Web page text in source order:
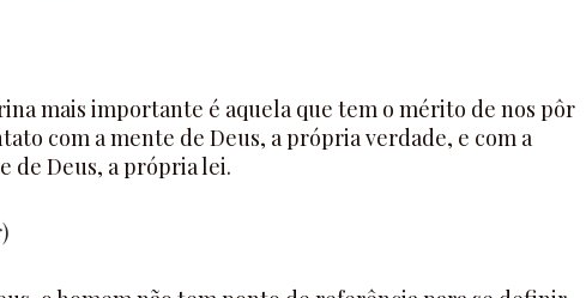
mais importante é aquela que tem o mérito de nos pôr
com a mente de Deus, a própria verdade, e com a
de Deus, a própria lei.